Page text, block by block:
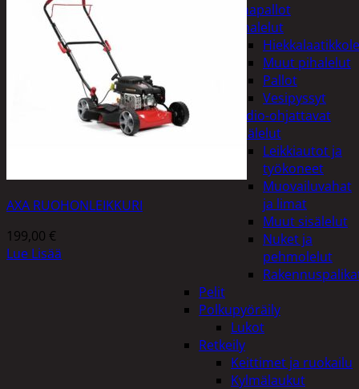
Ilmapallot
Pihalelut
Muut pihalelut
Pallot
Vesipyssyt
Radio-ohjattavat
Sisälelut
Leikkiautot ja
työkoneet
Muovailuvahat
ja limat
Muut sisälelut
Nuket ja
pehmolelut
Pelit
Polkupyöräily
Lukot
Retkeily
Keittimet ja ruokailu
Kylmälaukut
AXA RUOHONLEIKKURI
199,00 €
Lue Lisää